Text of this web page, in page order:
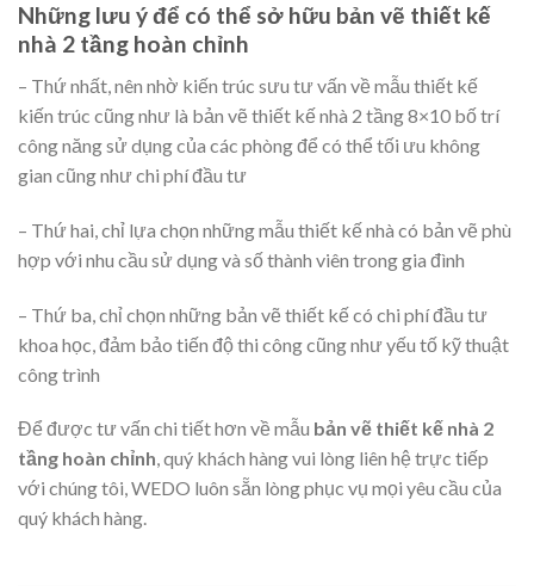
Những lưu ý để có thể sở hữu bản vẽ thiết kế
nhà 2 tầng hoàn chỉnh
– Thứ nhất, nên nhờ kiến trúc sưu tư vấn về mẫu thiết kế
kiến trúc cũng như là bản vẽ thiết kế nhà 2 tầng 8×10 bố trí
công năng sử dụng của các phòng để có thể tối ưu không
gian cũng như chi phí đầu tư
– Thứ hai, chỉ lựa chọn những mẫu thiết kế nhà có bản vẽ phù
hợp với nhu cầu sử dụng và số thành viên trong gia đình
– Thứ ba, chỉ chọn những bản vẽ thiết kế có chi phí đầu tư
khoa học, đảm bảo tiến độ thi công cũng như yếu tố kỹ thuật
công trình
Để được tư vấn chi tiết hơn về mẫu bản vẽ thiết kế nhà 2
tầng hoàn chỉnh, quý khách hàng vui lòng liên hệ trực tiếp
với chúng tôi, WEDO luôn sẵn lòng phục vụ mọi yêu cầu của
quý khách hàng.